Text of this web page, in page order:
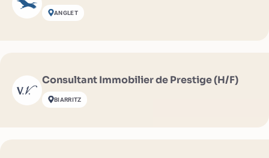
ANGLET
Consultant Immobilier de Prestige (H/F)
BIARRITZ